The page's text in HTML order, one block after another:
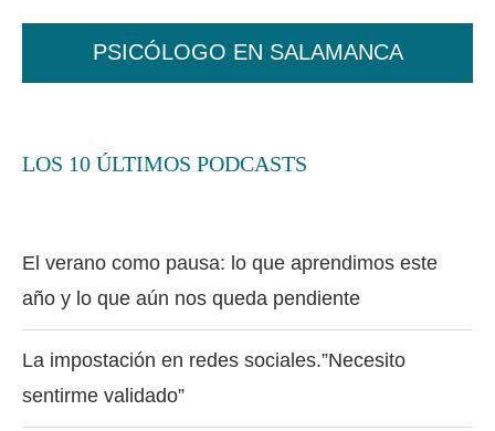
PSICÓLOGO EN SALAMANCA
LOS 10 ÚLTIMOS PODCASTS
El verano como pausa: lo que aprendimos este
año y lo que aún nos queda pendiente
La impostación en redes sociales.”Necesito
sentirme validado”